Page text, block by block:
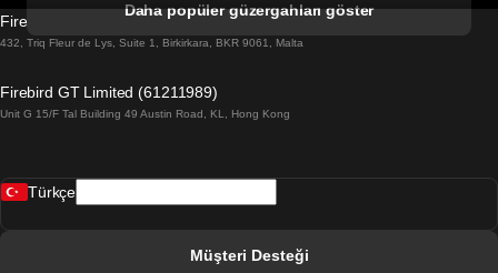
Barselona Sevilla Treni
Belfast Dublin Treni
Daha popüler güzergahları göster
Firebird GT Limited (OC 1451)
432, Triq Fleur de Lys, Suite 1, Birkirkara, BKR 9061, Malta
Firebird GT Limited (61211989)
Unit G 15/F Tal Building 49 Austin Road, KL, Hong Kong
Türkçe
Müşteri Desteği